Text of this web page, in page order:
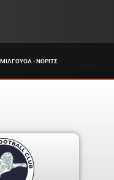
ΜΙΛΓΟΥΟΛ - ΝΟΡΙΤΣ